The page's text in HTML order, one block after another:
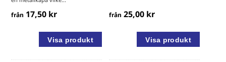
från 17,50 kr från 25,00 kr